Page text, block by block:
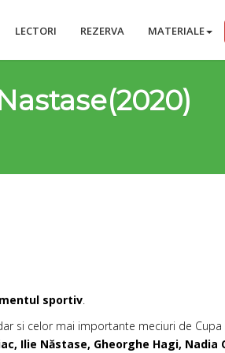
LECTORI REZERVA MATERIALE
sportiv.
si celor mai importante meciuri de
Ilie Năstase, Gheorghe Hagi, Nadia